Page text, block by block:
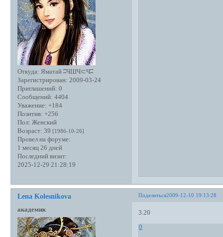
Откуда: Яматай ʭЧШЧ⊂Чʭ
Зарегистрирован: 2009-03-24
Приглашений: 0
Сообщений: 4404
Уважение: +184
Позитив: +256
Пол: Женский
Возраст: 39 [1986-10-26]
Провел на форуме:
1 месяц 26 дней
Последний визит:
2025-12-29 21:28:19
Поделиться2009-12-10 19:13:28
Lena Kolesnikova
академик 3.20
0